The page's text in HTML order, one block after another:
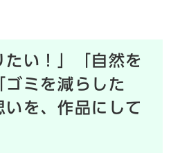
たい！」「自然を
ミを減らした
いを、作品にして